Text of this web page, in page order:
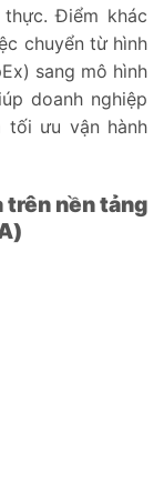
Điểm khác
chuyển từ hình
sang mô hình
doanh nghiệp
ưu vận hành
trên nền tảng